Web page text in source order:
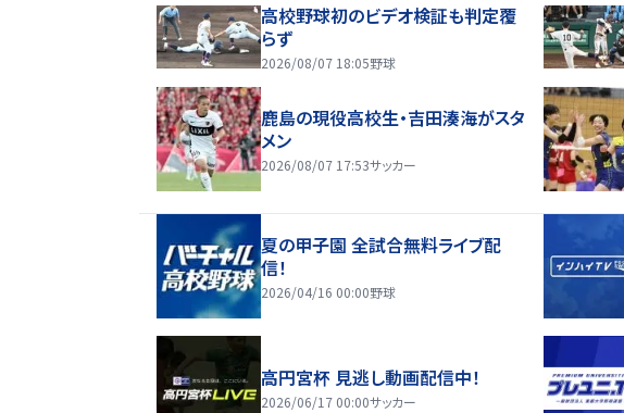
高校野球初のビデオ検証も判定覆
らず
2026/08/07 18:05野球
鹿島の現役高校生・吉田湊海がスタ
メン
2026/08/07 17:53サッカー
夏の甲子園 全試合無料ライブ配
信！
2026/04/16 00:00野球
高円宮杯 見逃し動画配信中！
2026/06/17 00:00サッカー